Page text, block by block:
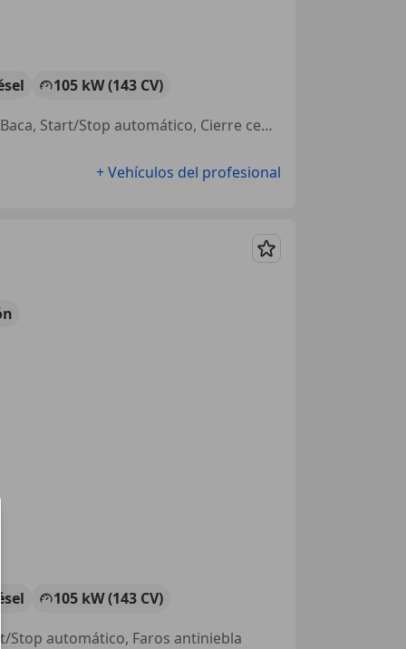
105 kW (143 CV)
4WD, Llantas de aleación, Airbags laterales, ABS, Aire Acondicionado, Baca, Start/Stop automático, Cierre centralizado
+ Vehículos del profesional
Guardar
105 kW (143 CV)
Stop automático, Faros antiniebla